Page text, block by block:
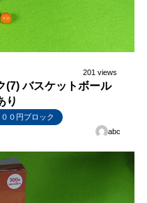
201 views
バスケットボール
り
００円ブロック
abc